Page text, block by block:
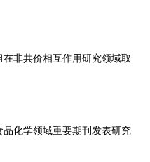
非共价相互作用研究领域取
化学领域重要期刊发表研究